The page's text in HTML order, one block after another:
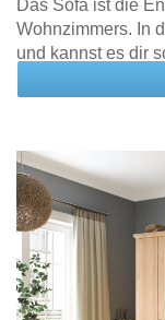
Das Sofa ist die
Wohnzimmers. In
und kannst es dir